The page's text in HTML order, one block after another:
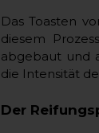
Das Toasten
diesem
abgebaut und
die Intensität
Der